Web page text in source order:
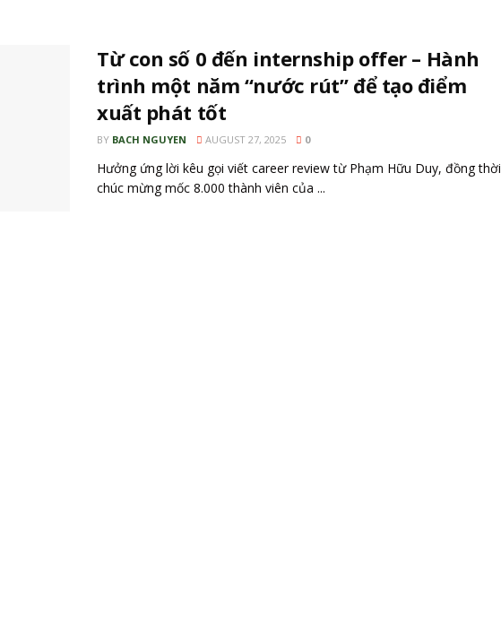
Từ con số 0 đến internship offer – Hành
trình một năm “nước rút” để tạo điểm
xuất phát tốt
BY BACH NGUYEN AUGUST 27, 2025 0
Hưởng ứng lời kêu gọi viết career review từ Phạm Hữu Duy, đồng thời
chúc mừng mốc 8.000 thành viên của ...